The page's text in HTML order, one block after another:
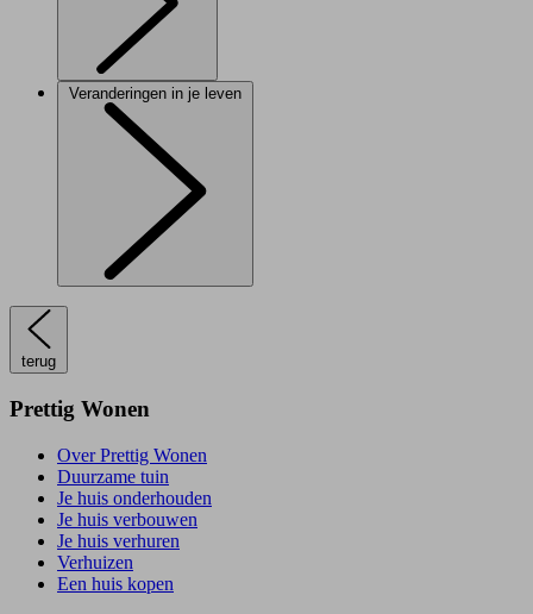
Veranderingen in je leven
terug
Prettig Wonen
Over Prettig Wonen
Duurzame tuin
Je huis onderhouden
Je huis verbouwen
Je huis verhuren
Verhuizen
Een huis kopen